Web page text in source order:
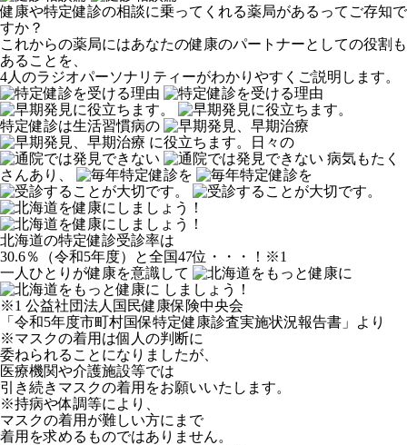
健康や特定健診の相談に乗ってくれる薬局があるってご存知で
すか？
これからの薬局にはあなたの健康のパートナーとしての役割も
あることを、
4人のラジオパーソナリティーがわかりやすくご説明します。
特定健診は生活習慣病の
に役立ちます。
日々の
病気もたく
さんあり、
北海道の特定健診受診率は
30.6％（令和5年度）と全国47位・・・！ ※1
一人ひとりが健康を意識して
しましょう！
※1 公益社団法人国民健康保険中央会
「令和5年度市町村国保特定健康診査実施状況報告書」より
※マスクの着用は個人の判断に
委ねられることになりましたが、
医療機関や介護施設等では
引き続きマスクの着用をお願いいたします。
※持病や体調等により、
マスクの着用が難しい方にまで
着用を求めるものではありません。